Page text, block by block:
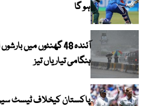
ہو گا
آئندہ 48 گھنٹوں میں
ہنگامی تیاریاں تیز